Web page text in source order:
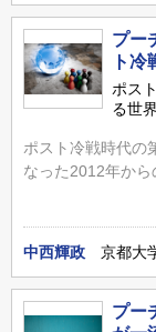
プー
ト冷
ポス
る世
ポスト冷戦時代の
なった2012年から
中西輝政 京都大
プー